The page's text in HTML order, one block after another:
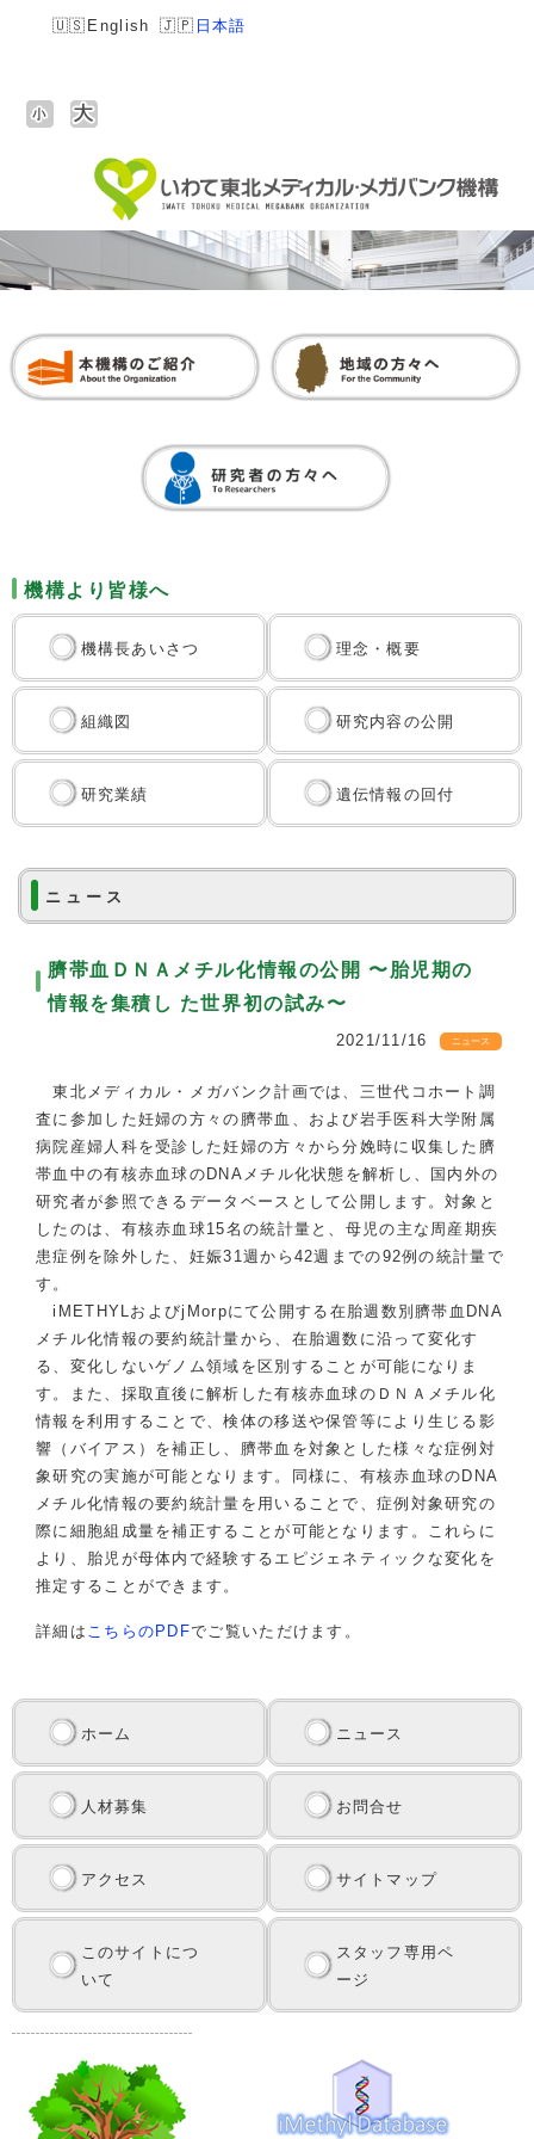
English 日本語
機構より皆様へ
機構長あいさつ 理念・概要
組織図 研究内容の公開
研究業績 遺伝情報の回付
ニュース
臍帯血ＤＮＡメチル化情報の公開 〜胎児期の
情報を集積し た世界初の試み〜
2021/11/16 ニュース
東北メディカル・メガバンク計画では、三世代コホート調
査に参加した妊婦の方々の臍帯血、および岩手医科大学附属
病院産婦人科を受診した妊婦の方々から分娩時に収集した臍
帯血中の有核赤血球のDNAメチル化状態を解析し、国内外の
研究者が参照できるデータベースとして公開します。対象と
したのは、有核赤血球15名の統計量と、母児の主な周産期疾
患症例を除外した、妊娠31週から42週までの92例の統計量で
す。
iMETHYLおよびjMorpにて公開する在胎週数別臍帯血DNA
メチル化情報の要約統計量から、在胎週数に沿って変化す
る、変化しないゲノム領域を区別することが可能になりま
す。また、採取直後に解析した有核赤血球のＤＮＡメチル化
情報を利用することで、検体の移送や保管等により生じる影
響（バイアス）を補正し、臍帯血を対象とした様々な症例対
象研究の実施が可能となります。同様に、有核赤血球のDNA
メチル化情報の要約統計量を用いることで、症例対象研究の
際に細胞組成量を補正することが可能となります。これらに
より、胎児が母体内で経験するエピジェネティックな変化を
推定することができます。
詳細は こちらのPDFでご覧いただけます。
ホーム ニュース
人材募集 お問合せ
アクセス サイトマップ
このサイトにつ
いて
スタッフ専用ペ
ージ